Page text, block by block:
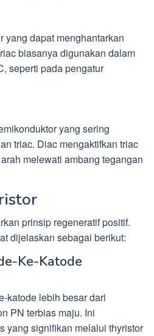
yang dapat menghantarkan
biasanya digunakan dalam
seperti pada pengatur
yang sering
triac. Diac mengaktifkan triac
melewati ambang tegangan
prinsip regeneratif positif.
dijelaskan sebagai berikut:
Ke-Katode
katode lebih besar dari
PN terbias maju. Ini
yang signifikan melalui thyristor